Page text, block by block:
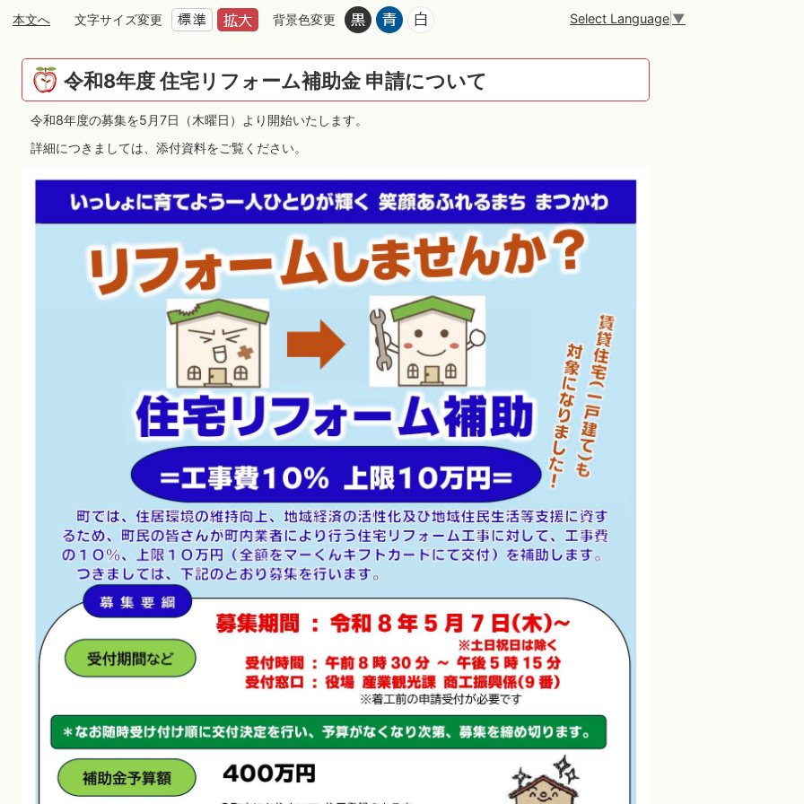
本文へ 文字サイズ変更 背景色変更 Select Language ▼
令和8年度 住宅リフォーム補助金 申請について
令和8年度の募集を5月7日（木曜日）より開始いたします。
詳細につきましては、添付資料をご覧ください。